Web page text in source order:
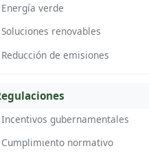
Energía verde
Soluciones renovables
Reducción de emisiones
Incentivos gubernamentales
Cumplimiento normativo